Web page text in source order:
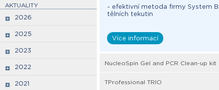
AKTUALITY
2026
2025
2023
2022
2021
- efektivní metoda firmy System
tělních tekutin
Více informací
NucleoSpin Gel and PCR Clean-up kit
TProfessional TRIO